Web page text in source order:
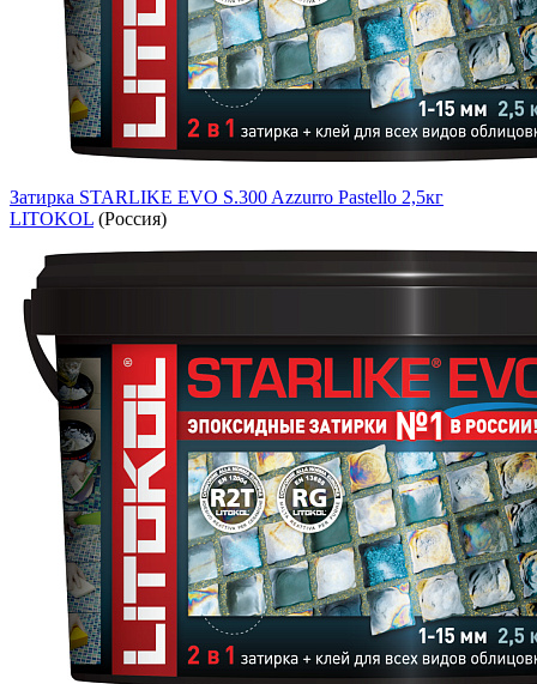
Затирка STARLIKE EVO S.300 Azzurro Pastello 2,5кг
LITOKOL (Россия)